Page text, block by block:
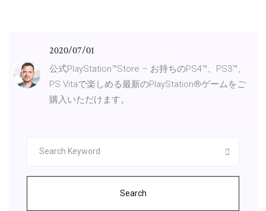
2020/07/01
公式PlayStation™Store – お持ちのPS4™、PS3™、
PS Vitaで楽しめる最新のPlayStation®ゲームをご
購入いただけます。
Search